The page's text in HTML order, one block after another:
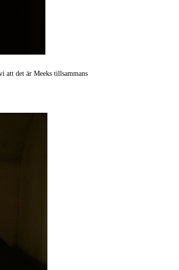
att det är Meeks tillsammans